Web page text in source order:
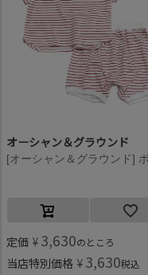
オーシャン＆グラウンド
定価 ¥ 3,630のところ
当店特別価格 ¥ 3,630税込